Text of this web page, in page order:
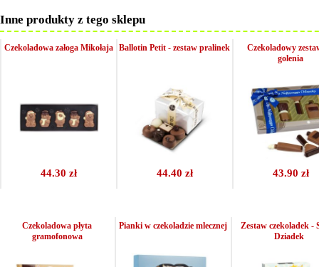
Inne produkty z tego sklepu
44.30 zł
Czekoladowa załoga Mikołaja
44.40 zł
Ballotin Petit - zestaw pralinek
43.90 zł
Czekoladowy
golenia
Czekoladowa płyta
gramofonowa
Pianki w czekoladzie mlecznej
Zestaw czekoladek -
Dziadek